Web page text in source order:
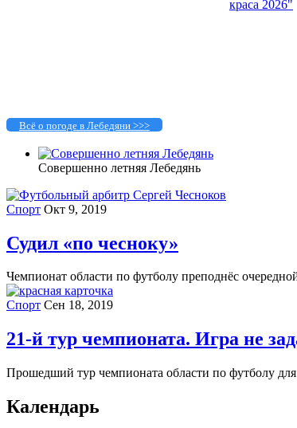
Всё о погоде в Лебедяни >>>
Совершенно летняя Лебедянь
Спорт Окт 9, 2019
Судил «по чесноку»
Чемпионат области по футболу преподнёс
Спорт Сен 18, 2019
21-й тур чемпионата. Игра не
Прошедший тур чемпионата области по футболу
Календарь